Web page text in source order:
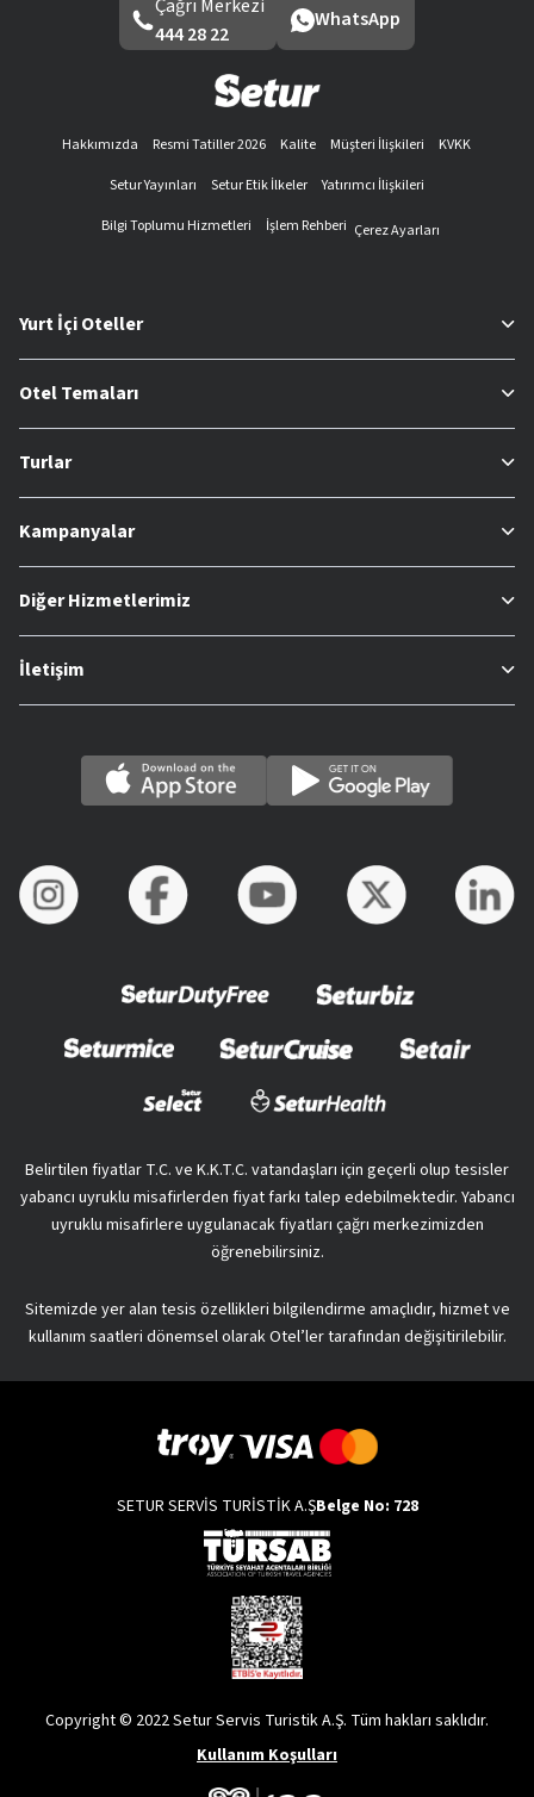
Çağrı Merkezi
444 28 22
WhatsApp
Hakkımızda Resmi Tatiller 2026 Kalite Müşteri İlişkileri
KVKK
Setur Yayınları
Setur Etik İlkeler
Yatırımcı İlişkileri
Bilgi Toplumu Hizmetleri
İşlem Rehberi Çerez Ayarları
Yurt İçi Oteller
Otel Temaları
Turlar
Kampanyalar
Diğer Hizmetlerimiz
İletişim
Belirtilen fiyatlar T.C. ve K.K.T.C. vatandaşları için geçerli olup tesisler
yabancı uyruklu misafirlerden fiyat farkı talep edebilmektedir. Yabancı
uyruklu misafirlere uygulanacak fiyatları çağrı merkezimizden
öğrenebilirsiniz.
Sitemizde yer alan tesis özellikleri bilgilendirme amaçlıdır, hizmet ve
kullanım saatleri dönemsel olarak Otel’ler tarafından değişitirilebilir.
SETUR SERVİS TURİSTİK A.ŞBelge No: 728
Copyright © 2022 Setur Servis Turistik A.Ş. Tüm hakları saklıdır.
Kullanım Koşulları